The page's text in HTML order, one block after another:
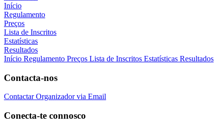
Início
Regulamento
Preços
Lista de Inscritos
Estatísticas
Resultados
Início Regulamento Preços Lista de Inscritos Estatísticas Resultados
Contacta-nos
Contactar Organizador via Email
Conecta-te connosco